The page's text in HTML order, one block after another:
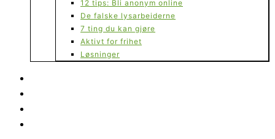
12 tips: Bli anonym online
De falske lysarbeiderne
7 ting du kan gjøre
Aktivt for frihet
Løsninger